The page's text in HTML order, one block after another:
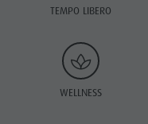
TEMPO LIBERO
WELLNESS